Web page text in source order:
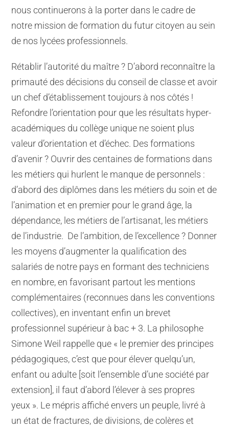
nous continuerons à la porter dans le cadre de
notre mission de formation du futur citoyen au sein
de nos lycées professionnels.
Rétablir l’autorité du maître ? D’abord reconnaître la
primauté des décisions du conseil de classe et avoir
un chef d’établissement toujours à nos côtés !
Refondre l’orientation pour que les résultats hyper-
académiques du collège unique ne soient plus
valeur d’orientation et d’échec. Des formations
d’avenir ? Ouvrir des centaines de formations dans
les métiers qui hurlent le manque de personnels :
d’abord des diplômes dans les métiers du soin et de
l’animation et en premier pour le grand âge, la
dépendance, les métiers de l’artisanat, les métiers
de l’industrie. De l’ambition, de l’excellence ? Donner
les moyens d’augmenter la qualification des
salariés de notre pays en formant des techniciens
en nombre, en favorisant partout les mentions
complémentaires (reconnues dans les conventions
collectives), en inventant enfin un brevet
professionnel supérieur à bac + 3. La philosophe
Simone Weil rappelle que « le premier des principes
pédagogiques, c’est que pour élever quelqu’un,
enfant ou adulte [soit l’ensemble d’une société par
extension], il faut d’abord l’élever à ses propres
yeux ». Le mépris affiché envers un peuple, livré à
un état de fractures, de divisions, de colères et